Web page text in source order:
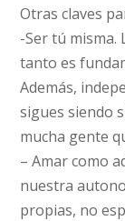
Otras claves
-Ser tú misma.
tanto es
Además,
sigues siendo
mucha gente
– Amar como
nuestra
propias, no